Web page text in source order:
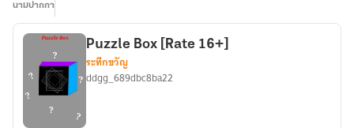
นามปากกา
Puzzle Box [Rate 16+]
ระทึกขวัญ
ddgg_689dbc8ba22